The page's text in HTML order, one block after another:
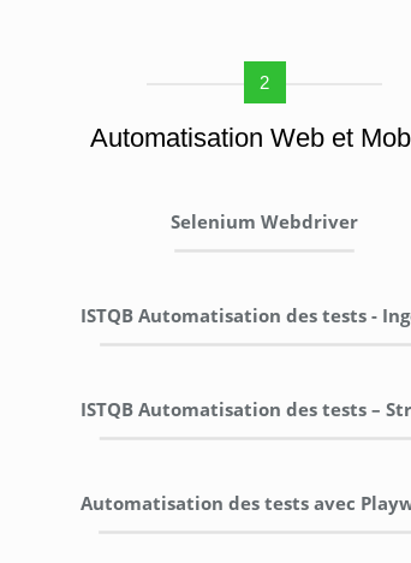
2
Automatisation Web et
Selenium Webdriver
ISTQB Automatisation des tests -
ISTQB Automatisation des tests –
Automatisation des tests avec